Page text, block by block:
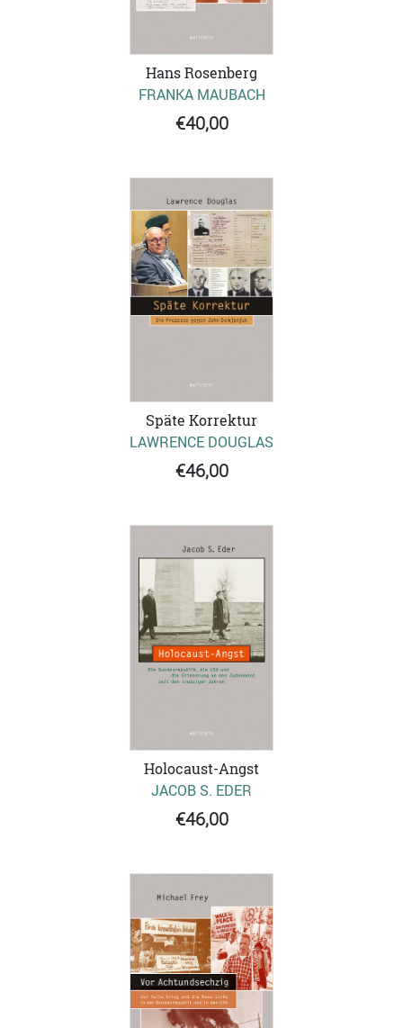
Hans Rosenberg
FRANKA MAUBACH
€40,00
Späte Korrektur
LAWRENCE DOUGLAS
€46,00
Holocaust-Angst
JACOB S. EDER
€46,00